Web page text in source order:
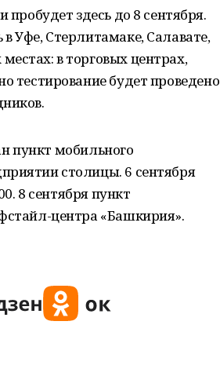
пробудет здесь до 8 сентября.
Уфе, Стерлитамаке, Салавате,
в торговых центрах,
тестирование будет проведено
пункт мобильного
столицы. 6 сентября
8 сентября пункт
центра «Башкирия».